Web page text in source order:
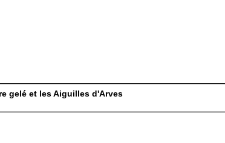
gelé et les Aiguilles d'Arves